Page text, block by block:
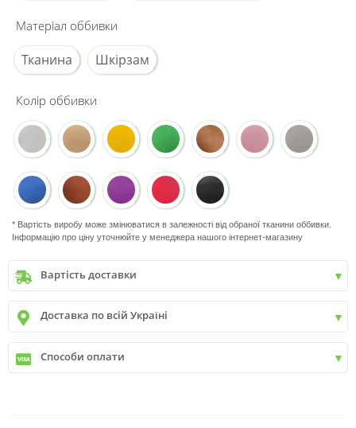
Матеріал оббивки
Тканина Шкірзам
Колір оббивки
* Вартість виробу може змінюватися в залежності від обраної тканини оббивки.
Інформацію про ціну уточнюйте у менеджера нашого інтернет-магазину
Вартість доставки
Київдо9999 грн. -400 грн.
Київвід9999 грн - БЕЗКОШТОВНО
Київ передмістя +30 грн\км
Доставка по всій Україні
✓Нова пошта
✓Делівері
✓Автолюкс
Способи оплати